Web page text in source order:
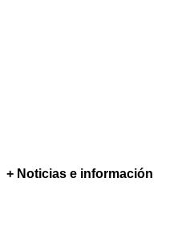
+ Noticias e información